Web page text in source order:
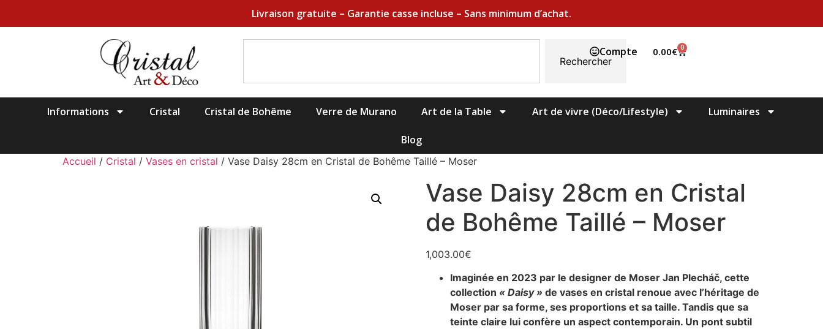
Livraison gratuite – Garantie casse incluse – Sans minimum d’achat.
Rechercher
Compte 0.00€ 0
Informations Cristal Cristal de Bohême Verre de Murano Art de la Table Art de vivre (Déco/Lifestyle) Luminaires
Blog
Accueil / Cristal / Vases en cristal / Vase Daisy 28cm en Cristal de Bohême Taillé – Moser
Vase Daisy 28cm en Cristal
de Bohême Taillé – Moser
1,003.00€
Imaginée en 2023 par le designer de Moser Jan Plecháč, cette
collection « Daisy » de vases en cristal renoue avec l’héritage de
Moser par sa forme, ses proportions et sa taille. Tandis que sa
teinte claire lui confère un aspect contemporain. Un pont subtil